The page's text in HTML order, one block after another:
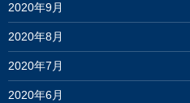
2020年9月
2020年8月
2020年7月
2020年6月